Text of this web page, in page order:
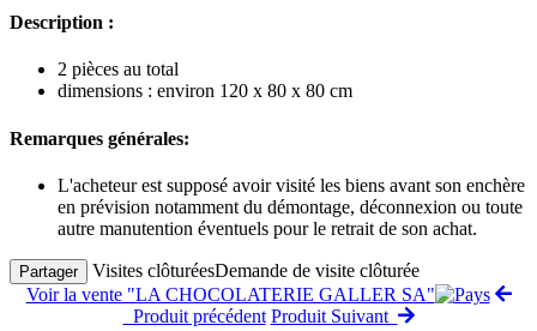
Description :
2 pièces au total
dimensions : environ 120 x 80 x 80 cm
Remarques générales:
L'acheteur est supposé avoir visité les biens avant son enchère
en prévision notamment du démontage, déconnexion ou toute
autre manutention éventuels pour le retrait de son achat.
Partager Visites clôturéesDemande de visite clôturée
Voir la vente "LA CHOCOLATERIE GALLER SA"
Produit précédent Produit Suivant